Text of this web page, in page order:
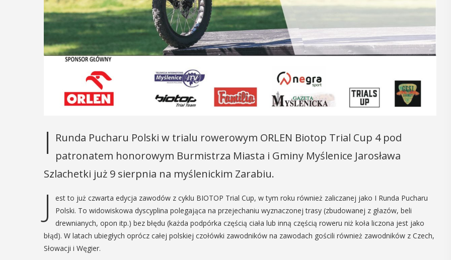
I Runda Pucharu Polski w trialu rowerowym ORLEN Biotop Trial Cup 4 pod
patronatem honorowym Burmistrza Miasta i Gminy Myślenice Jarosława
Szlachetki już 9 sierpnia na myślenickim Zarabiu.
J
est to już czwarta edycja zawodów z cyklu BIOTOP Trial Cup, w tym roku również zaliczanej jako I Runda Pucharu
Polski. To widowiskowa dyscyplina polegająca na przejechaniu wyznaczonej trasy (zbudowanej z głazów, beli
drewnianych, opon itp.) bez błędu (każda podpórka częścią ciała lub inną częścią roweru niż koła liczona jest jako
błąd). W latach ubiegłych oprócz całej polskiej czołówki zawodników na zawodach gościli również zawodników z Czech,
Słowacji i Węgier.
i
weekend wakacji, czyli 29-30
Turnieju Myślimira.
12 MAJ
16:00 - 17:30
Spotkanie
Seniorów w
Jaworniku
Podczas majowego spotkania seniorzy
będą mieli wyjątkową okazję
przygotować się na nadchodzące lato,
zaopatrując się w naturalne kosmetyki
wykonane własnoręcznie. Uuczestnicy
16
09:00 -
18:00
Dzień otwarty
Biblioteki
PROGRAM DNIA OTWARTEGO
PEDAGOGICZNEJ W MYŚLENICACH
9.00 – 11.00 zajęcia dla dzieci:
Spotkanie z robotami - Ozobot i Photon